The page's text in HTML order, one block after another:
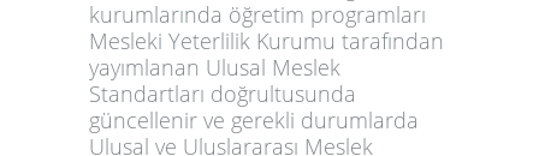
kurumlarında öğretim programları
Mesleki Yeterlilik Kurumu tarafından
yayımlanan Ulusal Meslek
Standartları doğrultusunda
güncellenir ve gerekli durumlarda
Ulusal ve Uluslararası Meslek